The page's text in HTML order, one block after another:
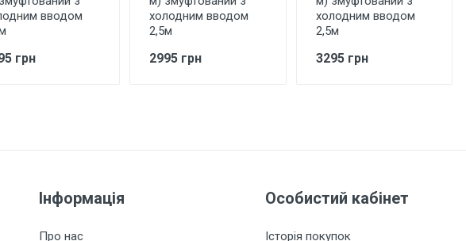
вводом
грн
холодним вводом
2,5м
2995 грн
холодним вводом
2,5м
3295 грн
Інформація
Про нас
Особистий кабінет
Історія покупок